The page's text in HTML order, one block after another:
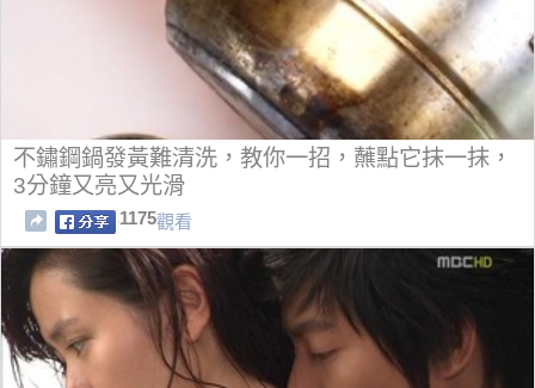
不鏽鋼鍋發黃難清洗，教你一招，蘸點它抹一抹，
3分鐘又亮又光滑
1175觀看